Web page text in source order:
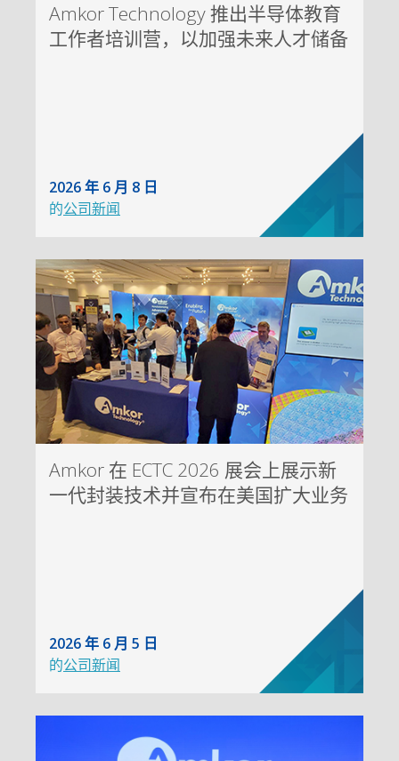
Amkor Technology 推出半导体教育
工作者培训营，以加强未来人才储备
2026 年 6 月 8 日
的公司新闻
Amkor 在 ECTC 2026 展会上展示新
一代封装技术并宣布在美国扩大业务
2026 年 6 月 5 日
的公司新闻